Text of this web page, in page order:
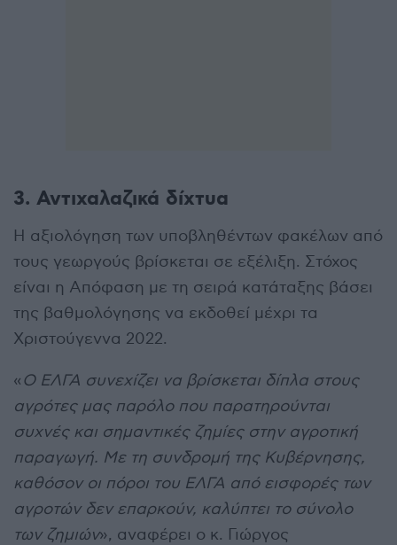
3. Αντιχαλαζικά δίχτυα
Η αξιολόγηση των υποβληθέντων φακέλων από
τους γεωργούς βρίσκεται σε εξέλιξη. Στόχος
είναι η Απόφαση με τη σειρά κατάταξης βάσει
της βαθμολόγησης να εκδοθεί μέχρι τα
Χριστούγεννα 2022.
«Ο ΕΛΓΑ συνεχίζει να βρίσκεται δίπλα στους
αγρότες μας παρόλο που παρατηρούνται
συχνές και σημαντικές ζημίες στην αγροτική
παραγωγή. Με τη συνδρομή της Κυβέρνησης,
καθόσον οι πόροι του ΕΛΓΑ από εισφορές των
αγροτών δεν επαρκούν, καλύπτει το σύνολο
των ζημιών», αναφέρει ο κ. Γιώργος